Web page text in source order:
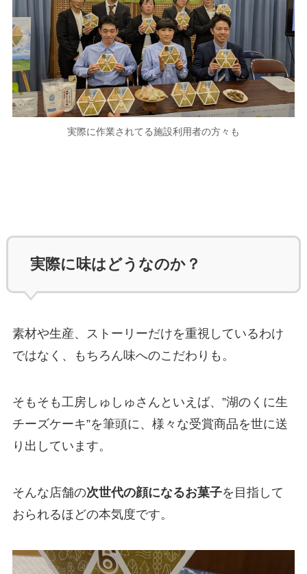
実際に作業されてる施設利用者の方々も
実際に味はどうなのか？
素材や生産、ストーリーだけを重視しているわけ
ではなく、もちろん味へのこだわりも。
そもそも工房しゅしゅさんといえば、”湖のくに生
チーズケーキ”を筆頭に、様々な受賞商品を世に送
り出しています。
そんな店舗の次世代の顔になるお菓子を目指して
おられるほどの本気度です。